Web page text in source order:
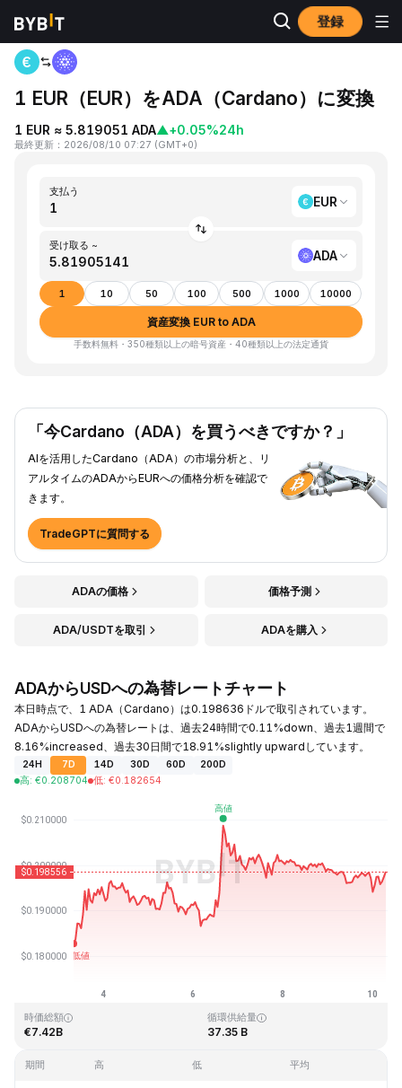
登録
ホーム EUR to ADA
1 EUR（EUR）をADA（Cardano）に変換
1 EUR ≈ 5.819051 ADA▲+0.05%24h
最終更新 ： 2026/08/10 07:27 (GMT+0)
支払う
EUR
受け取る ~
ADA
1 10 50 100 500 1000 10000
資産変換 EUR to ADA
手数料無料・350種類以上の暗号資産・40種類以上の法定通貨
「今Cardano（ADA）を買うべきですか？」
AIを活用したCardano（ADA）の市場分析と、リ
アルタイムのADAからEURへの価格分析を確認で
きます。
TradeGPTに質問する
ADAの価格 価格予測
ADA/USDTを取引 ADAを購入
ADAからUSDへの為替レートチャート
本日時点で、1 ADA（Cardano）は0.198636ドルで取引されています。
ADAからUSDへの為替レートは、過去24時間で0.11%down、過去1週間で
8.16%increased、過去30日間で18.91%slightly upwardしています。
24H 7D 14D 30D 60D
200D
高: €0.208704 低: €0.182654
最終更新日時：2026-08-10、07:27 GMT+0
時価総額
€7.42B
循環供給量
37.35 B
期間 高 低 平均